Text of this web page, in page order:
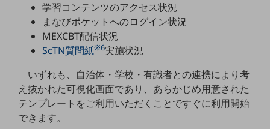
職場環境整備
地域共創・地方創生
セキュリティ対策
遠隔監視
顧客体験（CX）改善
自動化・省電化
学習コンテンツのアクセス状況
まなびポケットへのログイン状況
MEXCBT配信状況
ScTN質問紙※6実施状況
いずれも、自治体・学校・有識者との連携により考
え抜かれた可視化画面であり、あらかじめ用意された
テンプレートをご利用いただくことですぐに利用開始
できます。